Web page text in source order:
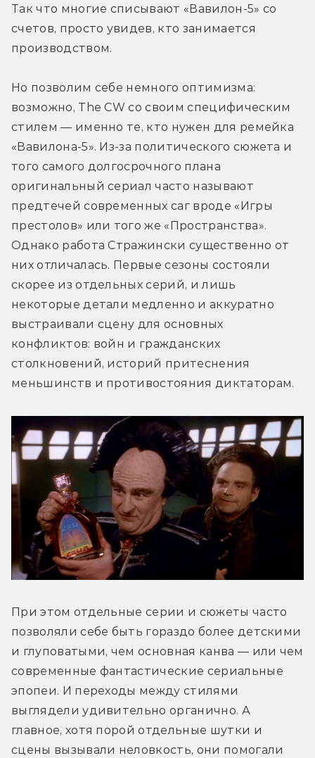
Так что многие списывают «Вавилон-5» со
счетов, просто увидев, кто занимается
производством.
Но позволим себе немного оптимизма:
возможно, The CW со своим специфическим
стилем — именно те, кто нужен для ремейка
«Вавилона-5». Из-за политического сюжета и
того самого долгосрочного плана
оригинальный сериал часто называют
предтечей современных саг вроде «Игры
престолов» или того же «Пространства».
Однако работа Стражински существенно от
них отличалась. Первые сезоны состояли
скорее из отдельных серий, и лишь
некоторые детали медленно и аккуратно
выстраивали сцену для основных
конфликтов: войн и гражданских
столкновений, историй притеснения
меньшинств и противостояния диктаторам.
При этом отдельные серии и сюжеты часто
позволяли себе быть гораздо более детскими
и глуповатыми, чем основная канва — или чем
современные фантастические сериальные
эпопеи. И переходы между стилями
выглядели удивительно органично. А
главное, хотя порой отдельные шутки и
сцены вызывали неловкость, они помогали